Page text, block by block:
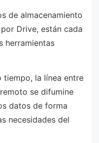
de almacenamiento
Drive, están cada
herramientas
tiempo, la línea entre
se difumine
datos de forma
necesidades del